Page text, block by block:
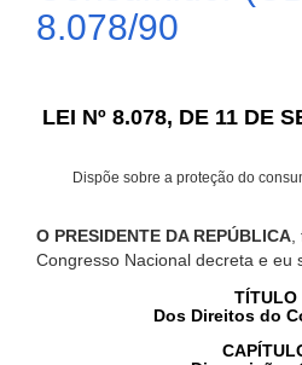
8.078/90
LEI Nº 8.078, DE 11 DE
Dispõe sobre a proteção do
O PRESIDENTE DA REPÚBLICA
Congresso Nacional decreta e eu
TÍTULO
Dos Direitos do